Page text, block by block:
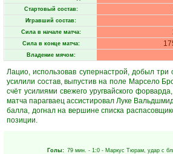
Стартовый состав:
Игравший состав:
Сила в начале матча:
Сила в конце матча:
Владение мячом:
Лацио, использовав супернастрой, добыл
усилили состав, выпустив на поле Марсело
счёт усилиями свежего уругвайского
матча парагваец ассистировал Луке
балла, догнал на вершине списка
позиции.
Голы: 79 мин. - 1:0 - Маркус Тюрам, удар с